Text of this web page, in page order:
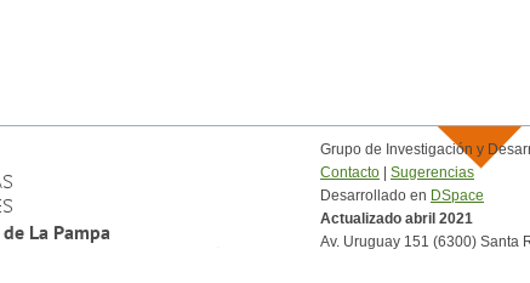
Grupo de Investigación y
Contacto | Sugerencias
Desarrollado en DSpace
Actualizado abril 2021
Av. Uruguay 151 (6300) Santa